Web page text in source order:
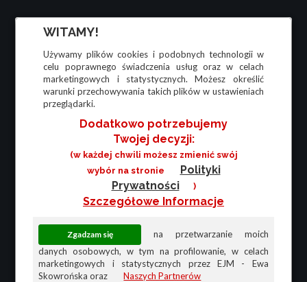
WITAMY!
Używamy plików cookies i podobnych technologii w
celu poprawnego świadczenia usług oraz w celach
marketingowych i statystycznych. Możesz określić
warunki przechowywania takich plików w ustawieniach
przeglądarki.
Dodatkowo potrzebujemy
Twojej decyzji:
(w każdej chwili możesz zmienić swój
wybór na stronie
Polityki
Prywatności
)
Szczegółowe Informacje
na przetwarzanie moich
danych osobowych, w tym na profilowanie, w celach
marketingowych i statystycznych przez EJM - Ewa
Skowrońska oraz
Naszych Partnerów